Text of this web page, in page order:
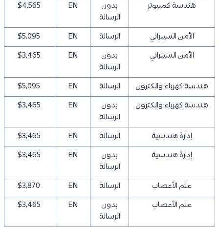
هندسة كمبيوتر
بدون
الرسالة
EN
الأمن السيبراني الرسالة EN
الأمن السيبراني
بدون
الرسالة
EN
هندسة كهرباء والكترون الرسالة EN
هندسة كهرباء والكترون
بدون
الرسالة
EN
إدارة هندسية الرسالة EN
إدارة هندسية
بدون
الرسالة
EN
علم الأعصاب الرسالة EN
علم الأعصاب
بدون
الرسالة
EN